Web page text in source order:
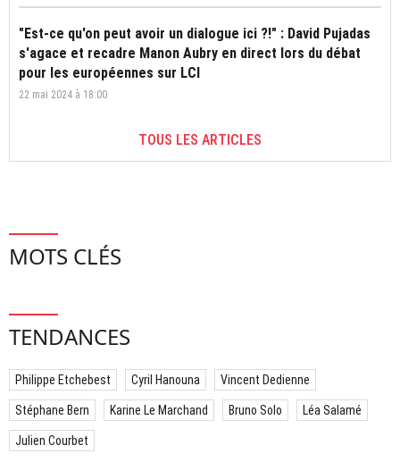
"Est-ce qu'on peut avoir un dialogue ici ?!" : David Pujadas
s'agace et recadre Manon Aubry en direct lors du débat
pour les européennes sur LCI
22 mai 2024 à 18:00
TOUS LES ARTICLES
MOTS CLÉS
TENDANCES
Philippe Etchebest Cyril Hanouna Vincent Dedienne
Stéphane Bern Karine Le Marchand Bruno Solo Léa Salamé
Julien Courbet